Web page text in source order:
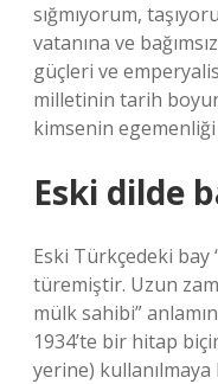
sığmıyorum,
vatanına ve
güçleri ve
milletinin tarih
kimsenin egemenliği
Eski dilde
Eski Türkçedeki bay
türemiştir. Uzun
mülk sahibi”
1934’te bir hitap
yerine) kullanılmaya